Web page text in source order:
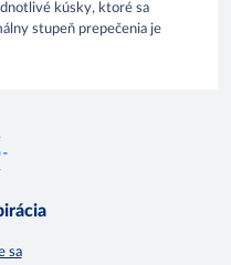
kúsky, ktoré sa
stupeň prepečenia je
sa